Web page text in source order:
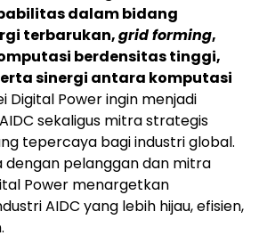
dalam bidang
terbarukan,grid forming,
berdensitas tinggi,
sinergi antara komputasi
Digital Power ingin menjadi
sekaligus mitra strategis
tepercaya bagi industri global.
dengan pelanggan dan mitra
Power menargetkan
AIDC yang lebih hijau, efisien,